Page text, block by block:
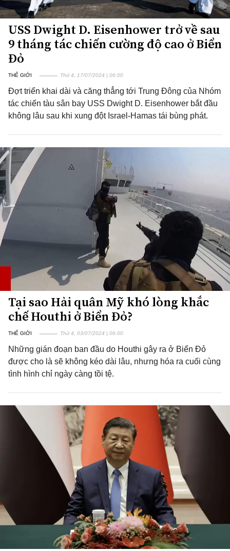
USS Dwight D. Eisenhower trở về sau
9 tháng tác chiến cường độ cao ở Biển
Đỏ
THẾ GIỚI Thứ 4, 17/07/2024 | 06:00
Đợt triển khai dài và căng thẳng tới Trung Đông của Nhóm
tác chiến tàu sân bay USS Dwight D. Eisenhower bắt đầu
không lâu sau khi xung đột Israel-Hamas tái bùng phát.
Tại sao Hải quân Mỹ khó lòng khắc
chế Houthi ở Biển Đỏ?
THẾ GIỚI Thứ 4, 03/07/2024 | 06:00
Những gián đoạn ban đầu do Houthi gây ra ở Biển Đỏ
được cho là sẽ không kéo dài lâu, nhưng hóa ra cuối cùng
tình hình chỉ ngày càng tồi tệ.